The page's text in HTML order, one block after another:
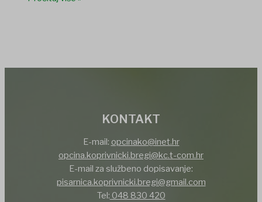
KONTAKT
E-mail: opcinako@inet.hr
opcina.koprivnicki.bregi@kc.t-com.hr
E-mail za službeno dopisavanje:
pisarnica.koprivnicki.bregi@gmail.com
Tel: 048 830 420